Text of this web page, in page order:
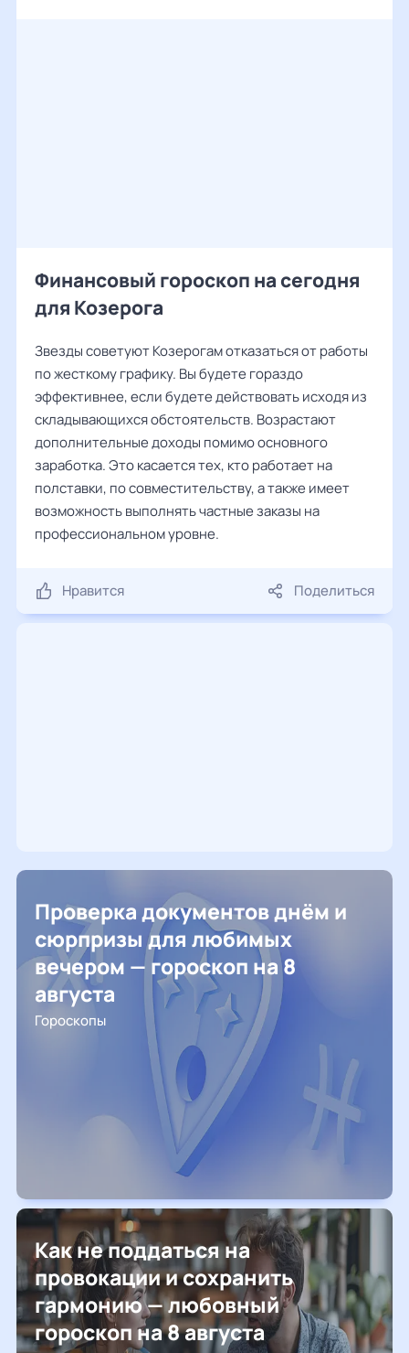
Финансовый гороскоп на сегодня
для Козерога
Звезды советуют Козерогам отказаться от работы
по жесткому графику. Вы будете гораздо
эффективнее, если будете действовать исходя из
складывающихся обстоятельств. Возрастают
дополнительные доходы помимо основного
заработка. Это касается тех, кто работает на
полставки, по совместительству, а также имеет
возможность выполнять частные заказы на
профессиональном уровне.
Нравится Поделиться
Проверка документов днём и
сюрпризы для любимых
вечером — гороскоп на 8
августа
Гороскопы
Как не поддаться на
провокации и сохранить
гармонию — любовный
гороскоп на 8 августа